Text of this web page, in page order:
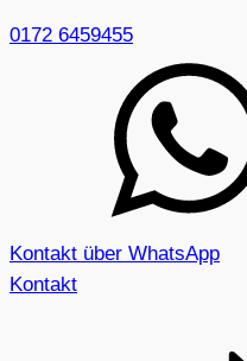
0172 6459455
Kontakt über WhatsApp
Kontakt